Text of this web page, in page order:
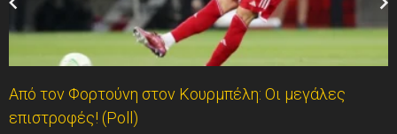
Από τον Φορτούνη στον Κουρμπέλη: Οι μεγάλες
επιστροφές! (Poll)